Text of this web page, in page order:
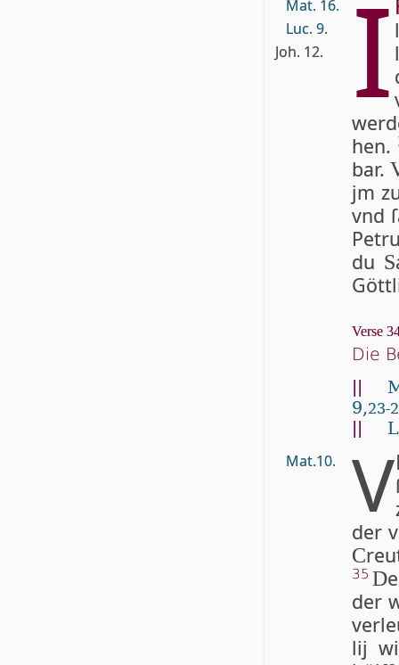
Mat. 16.
Luc. 9.
Joh. 12.
I
hen.
bar.
jm
vnd
du S
Verse
Die
9,23-
Mat.10. V
der
C
35 D
der
lij